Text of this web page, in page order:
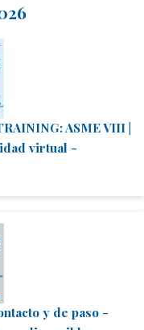
ASME VIII |
virtual -
y de paso -